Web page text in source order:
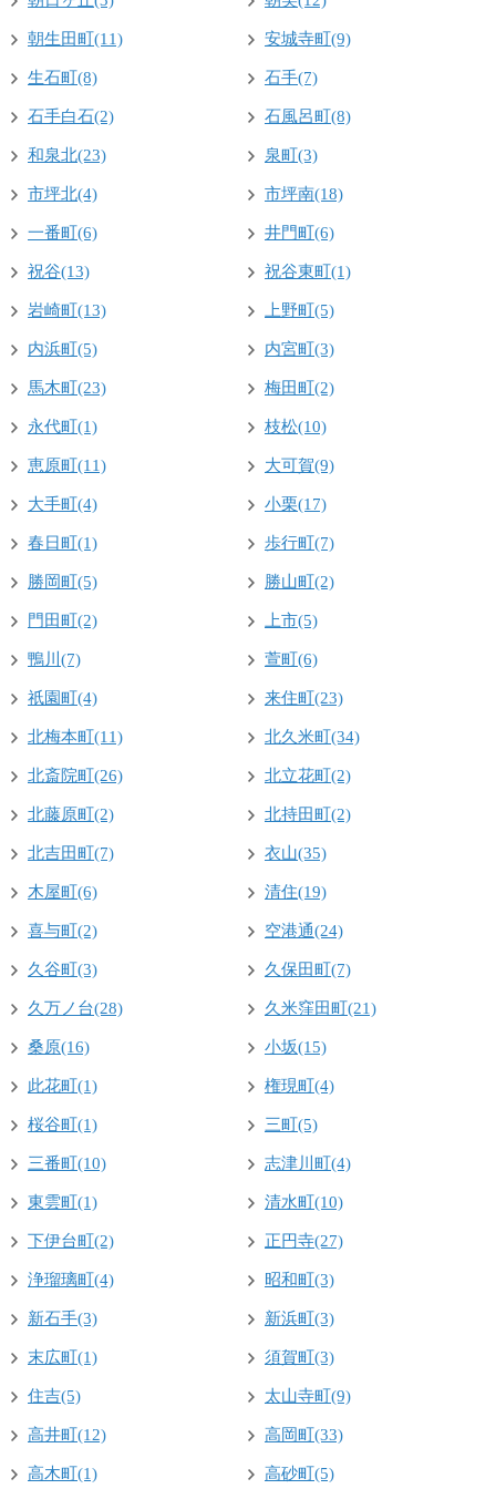
朝生田町(11) 安城寺町(9)
生石町(8) 石手(7)
石手白石(2) 石風呂町(8)
和泉北(23) 泉町(3)
市坪北(4) 市坪南(18)
一番町(6) 井門町(6)
祝谷(13) 祝谷東町(1)
岩崎町(13) 上野町(5)
内浜町(5) 内宮町(3)
馬木町(23) 梅田町(2)
永代町(1) 枝松(10)
恵原町(11) 大可賀(9)
大手町(4) 小栗(17)
春日町(1) 歩行町(7)
勝岡町(5) 勝山町(2)
門田町(2) 上市(5)
鴨川(7) 萱町(6)
祇園町(4) 来住町(23)
北梅本町(11) 北久米町(34)
北斎院町(26) 北立花町(2)
北藤原町(2) 北持田町(2)
北吉田町(7) 衣山(35)
木屋町(6) 清住(19)
喜与町(2) 空港通(24)
久谷町(3) 久保田町(7)
久万ノ台(28) 久米窪田町(21)
桑原(16) 小坂(15)
此花町(1) 権現町(4)
桜谷町(1) 三町(5)
三番町(10) 志津川町(4)
東雲町(1) 清水町(10)
下伊台町(2) 正円寺(27)
浄瑠璃町(4) 昭和町(3)
新石手(3) 新浜町(3)
末広町(1) 須賀町(3)
住吉(5) 太山寺町(9)
高井町(12) 高岡町(33)
高木町(1) 高砂町(5)